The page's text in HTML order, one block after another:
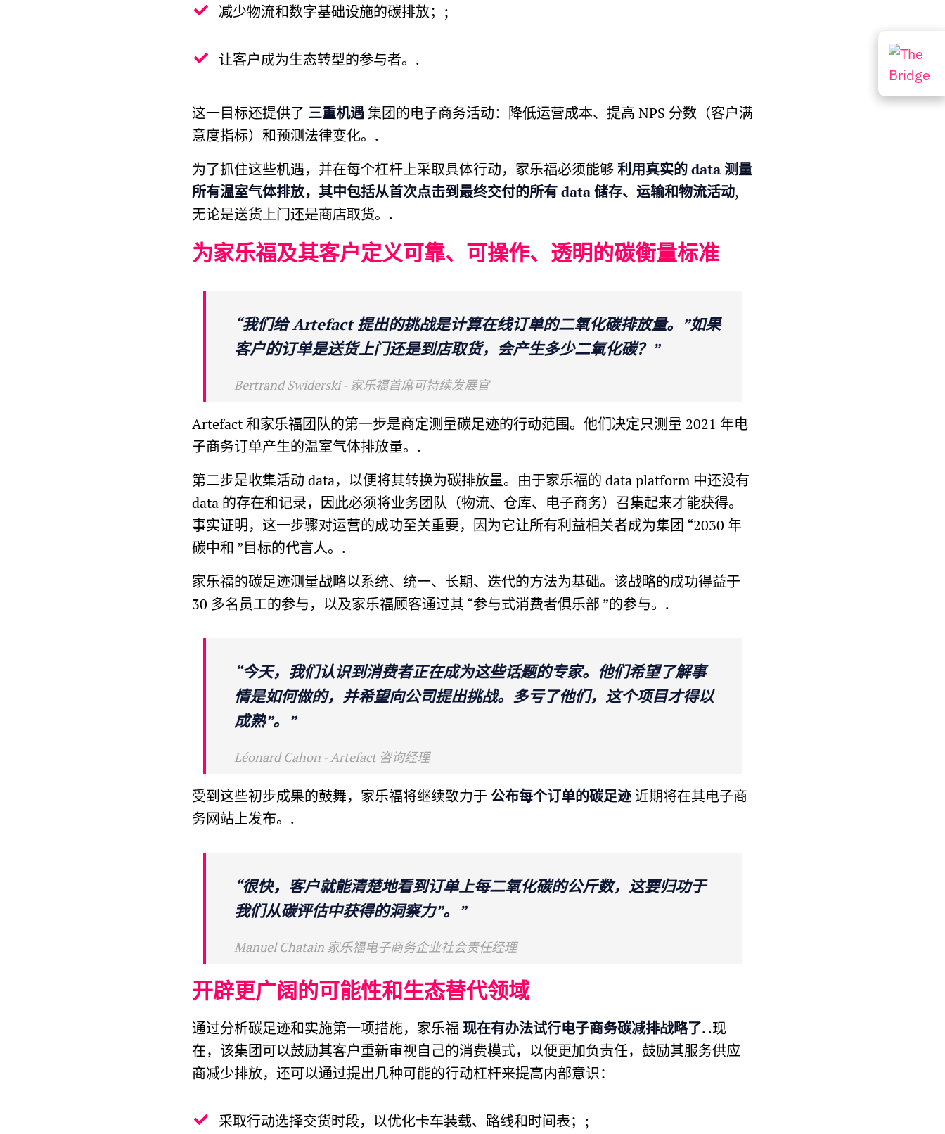
减少物流和数字基础设施的碳排放；;
让客户成为生态转型的参与者。.
这一目标还提供了 三重机遇集团的电子商务活动：降低运营成本、提高 NPS 分数（客户满
意度指标）和预测法律变化。.
为了抓住这些机遇，并在每个杠杆上采取具体行动，家乐福必须能够利用真实的 data 测量
所有温室气体排放，其中包括从首次点击到最终交付的所有 data 储存、运输和物流活动,
无论是送货上门还是商店取货。.
为家乐福及其客户定义可靠、可操作、透明的碳衡量标准
“我们给 Artefact 提出的挑战是计算在线订单的二氧化碳排放量。”如果
客户的订单是送货上门还是到店取货，会产生多少二氧化碳？”
Bertrand Swiderski - 家乐福首席可持续发展官
Artefact 和家乐福团队的第一步是商定测量碳足迹的行动范围。他们决定只测量 2021 年电
子商务订单产生的温室气体排放量。.
第二步是收集活动 data，以便将其转换为碳排放量。由于家乐福的 data platform 中还没有
data 的存在和记录，因此必须将业务团队（物流、仓库、电子商务）召集起来才能获得。
事实证明，这一步骤对运营的成功至关重要，因为它让所有利益相关者成为集团 “2030 年
碳中和 ”目标的代言人。.
家乐福的碳足迹测量战略以系统、统一、长期、迭代的方法为基础。该战略的成功得益于
30 多名员工的参与，以及家乐福顾客通过其 “参与式消费者俱乐部 ”的参与。.
“今天，我们认识到消费者正在成为这些话题的专家。他们希望了解事
情是如何做的，并希望向公司提出挑战。多亏了他们，这个项目才得以
成熟”。”
Léonard Cahon - Artefact 咨询经理
受到这些初步成果的鼓舞，家乐福将继续致力于 公布每个订单的碳足迹近期将在其电子商
务网站上发布。.
“很快，客户就能清楚地看到订单上每二氧化碳的公斤数，这要归功于
我们从碳评估中获得的洞察力”。”
Manuel Chatain 家乐福电子商务企业社会责任经理
开辟更广阔的可能性和生态替代领域
通过分析碳足迹和实施第一项措施，家乐福 现在有办法试行电子商务碳减排战略了. .现
在，该集团可以鼓励其客户重新审视自己的消费模式，以便更加负责任，鼓励其服务供应
商减少排放，还可以通过提出几种可能的行动杠杆来提高内部意识：
采取行动选择交货时段，以优化卡车装载、路线和时间表；;